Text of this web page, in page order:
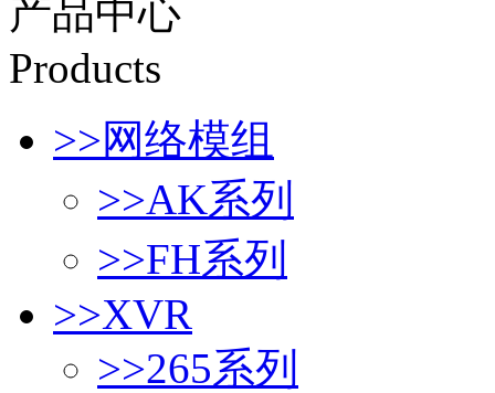
产品中心
Products
>>网络模组
>>AK系列
>>FH系列
>>XVR
>>265系列